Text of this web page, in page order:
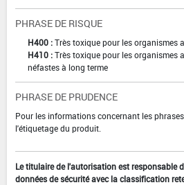
PHRASE DE RISQUE
H400 :Très toxique pour les organismes
H410 :Très toxique pour les organismes
néfastes à long terme
PHRASE DE PRUDENCE
Pour les informations concernant les
l'étiquetage du produit.
Le titulaire de l'autorisation est responsable
données de sécurité avec la classification